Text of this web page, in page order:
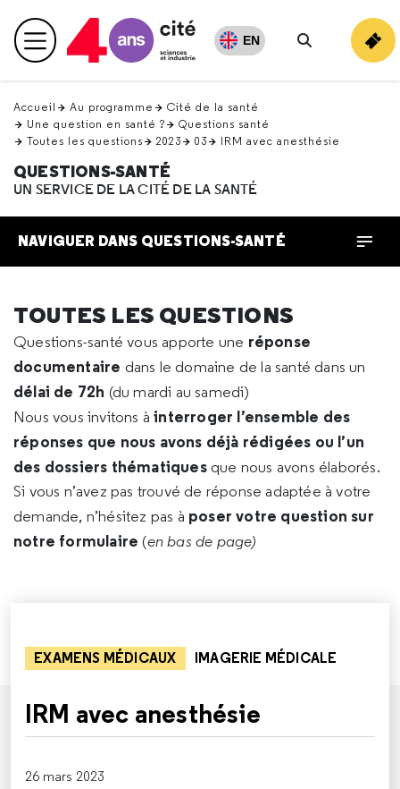
en
haut Menu principal EN
Rechercher
Accueil Au programme
Cité de la santé
Une question en santé ?
Questions santé
Toutes les questions
2023 03 IRM avec anesthésie
QUESTIONS-SANTÉ
UN SERVICE DE LA CITÉ DE LA SANTÉ
NAVIGUER DANS QUESTIONS-SANTÉ
TOUTES LES QUESTIONS
Questions-santé vous apporte une réponse
documentaire dans le domaine de la santé dans un
délai de 72h (du mardi au samedi)
Nous vous invitons àinterroger l’ensemble des
réponses que nous avons déjà rédigées ou l’un
des dossiers thématiques que nous avons élaborés.
Si vous n’avez pas trouvé de réponse adaptée à votre
demande, n’hésitez pas à poser votre question sur
notre formulaire (en bas de page)
EXAMENS MÉDICAUX IMAGERIE MÉDICALE
IRM avec anesthésie
26 mars 2023